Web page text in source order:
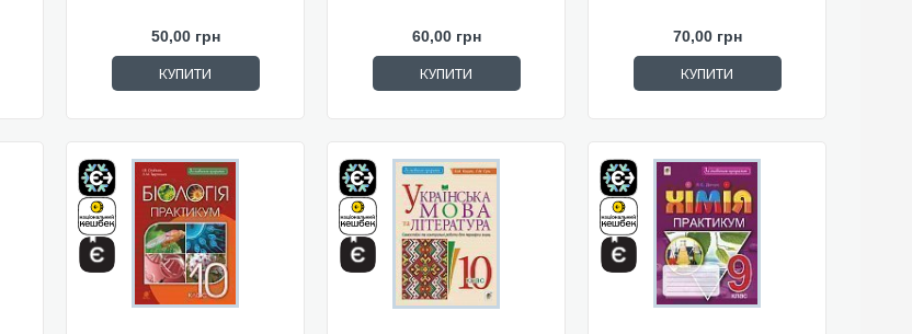
50,00 грн
КУПИТИ
60,00 грн
КУПИТИ
70,00 грн
КУПИТИ